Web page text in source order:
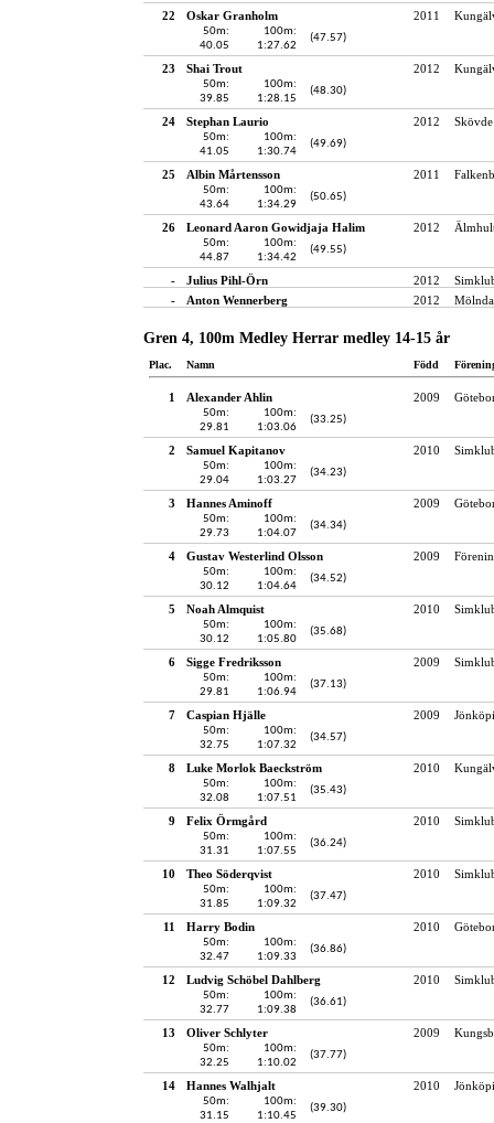
22 Oskar Granholm 2011
50m:
40.05
100m:
1:27.62
(47.57)
23 Shai Trout 2012
50m:
39.85
100m:
1:28.15
(48.30)
24 Stephan Laurio 2012
50m:
41.05
100m:
1:30.74
(49.69)
25 Albin Mårtensson 2011
50m:
43.64
100m:
1:34.29
(50.65)
26 Leonard Aaron Gowidjaja Halim 2012
50m:
44.87
100m:
1:34.42
(49.55)
- Julius Pihl-Örn 2012
-
Anton Wennerberg 2012
Gren 4, 100m Medley Herrar medley 14-15 år
Plac. Namn Född
1 Alexander Ahlin 2009
50m:
29.81
100m:
1:03.06
(33.25)
2 Samuel Kapitanov 2010
50m:
29.04
100m:
1:03.27
(34.23)
3 Hannes Aminoff 2009
50m:
29.73
100m:
1:04.07
(34.34)
4 Gustav Westerlind Olsson 2009
50m:
30.12
100m:
1:04.64
(34.52)
5 Noah Almquist 2010
50m:
30.12
100m:
1:05.80
(35.68)
6 Sigge Fredriksson 2009
50m:
29.81
100m:
1:06.94
(37.13)
7 Caspian Hjälle 2009
50m:
32.75
100m:
1:07.32
(34.57)
8 Luke Morlok Baeckström 2010
50m:
32.08
100m:
1:07.51
(35.43)
9 Felix Örmgård 2010
50m:
31.31
100m:
1:07.55
(36.24)
10 Theo Söderqvist 2010
50m:
31.85
100m:
1:09.32
(37.47)
11 Harry Bodin 2010
50m:
32.47
100m:
1:09.33
(36.86)
12 Ludvig Schöbel Dahlberg 2010
50m:
32.77
100m:
1:09.38
(36.61)
13 Oliver Schlyter 2009
50m:
32.25
100m:
1:10.02
(37.77)
14 Hannes Walhjalt 2010
50m:
31.15
100m:
1:10.45
(39.30)